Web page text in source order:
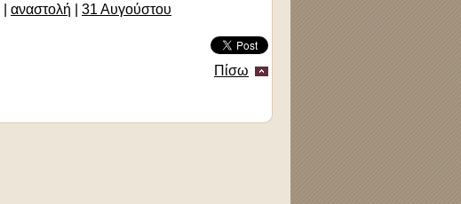
αναστολή 31 Αυγούστου
Πίσω